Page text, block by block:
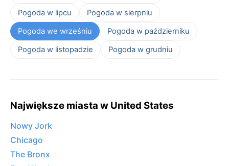
Pogoda w lipcu
Pogoda w sierpniu
Pogoda we wrześniu
Pogoda w październiku
Pogoda w listopadzie
Pogoda w grudniu
Największe miasta w United States
Nowy Jork
Chicago
The Bronx